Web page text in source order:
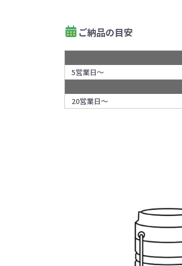
ご納品の目安
5営業日～
20営業日～